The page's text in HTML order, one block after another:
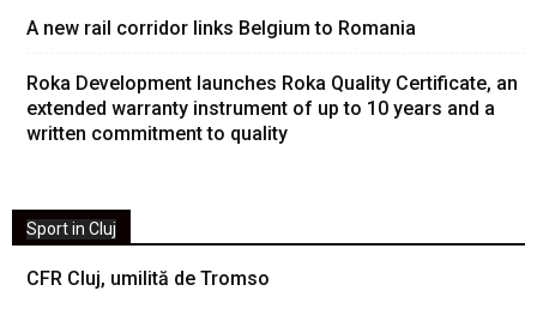
A new rail corridor links Belgium to Romania
Roka Development launches Roka Quality Certificate, an
extended warranty instrument of up to 10 years and a
written commitment to quality
Sport in Cluj
CFR Cluj, umilită de Tromso